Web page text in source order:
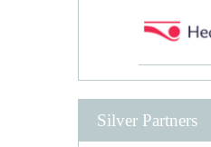
Silver Partners